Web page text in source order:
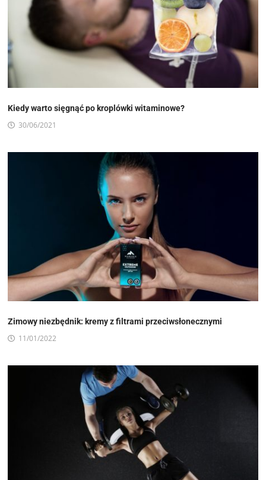
Kiedy warto sięgnąć po kroplówki witaminowe?
30/06/2021
Zimowy niezbędnik: kremy z filtrami przeciwsłonecznymi
11/01/2022